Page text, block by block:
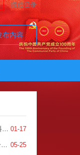
微信登录
布内容
01-17
05-25